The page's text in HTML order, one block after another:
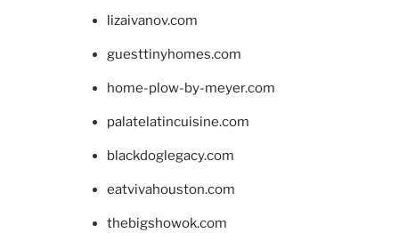
lizaivanov.com
guesttinyhomes.com
home-plow-by-meyer.com
palatelatincuisine.com
blackdoglegacy.com
eatvivahouston.com
thebigshowok.com